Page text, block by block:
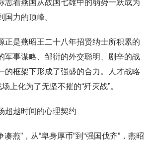
志着燕国从战国七雄中的弱势一跃成为
国力的顶峰。
正是燕昭王二十八年招贤纳士所积累的
军事谋略、邹衍的外交聪明、剧辛的战
的框架下形成了强盛的合力。人才战略
上化为了无坚不摧的“歼灭战”。
超越时间的心理契约
凑燕”，从“卑身厚币”到“强国伐齐”，燕昭